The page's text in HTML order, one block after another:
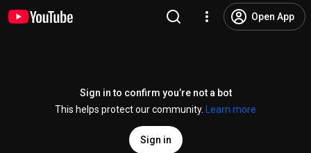
Open App
Sign in to confirm you’re not a bot
This helps protect our community.
Learn more
Sign in